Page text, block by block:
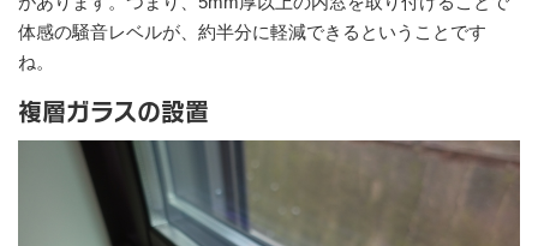
体感の騒音レベルが、約半分に軽減できるということです
ね。
複層ガラスの設置